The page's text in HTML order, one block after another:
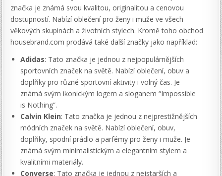
značka je známá svou kvalitou, originalitou a cenovou
dostupností. Nabízí oblečení pro ženy i muže ve všech
věkových skupinách a životních stylech. Kromě toho obchod
housebrand.com prodává také další značky jako například:
Adidas: Tato značka je jednou z nejpopulárnějších
sportovních značek na světě. Nabízí oblečení, obuv a
doplňky pro různé sportovní aktivity i volný čas. Je
známá svým ikonickým logem a sloganem “Impossible
is Nothing”.
Calvin Klein: Tato značka je jednou z nejprestižnějších
módních značek na světě. Nabízí oblečení, obuv,
doplňky, spodní prádlo a parfémy pro ženy i muže. Je
známá svým minimalistickým a elegantním stylem a
kvalitními materiály.
Converse: Tato značka je jednou z nejstarších a